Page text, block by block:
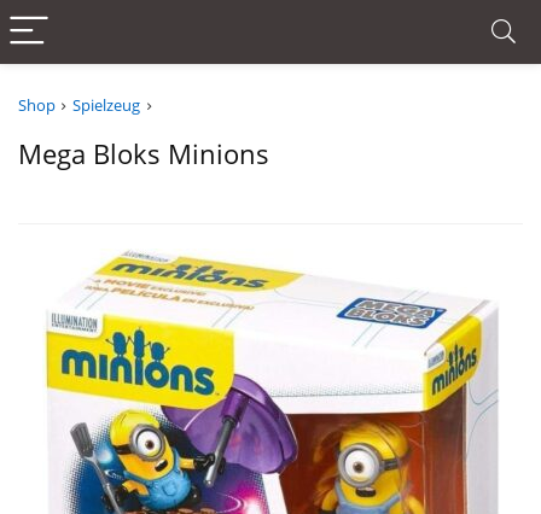
Shop Spielzeug
Mega Bloks Minions